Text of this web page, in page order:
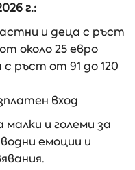
г.:
и деца с ръст
около 25 евро
ръст от 91 до 120
вход
и големи за
емоции и